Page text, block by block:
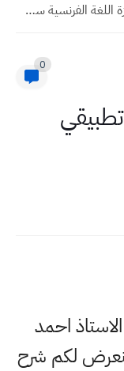
بالارقام درجات الحرارة الثلاثاء 9 اب 2022 في جميع المحافظات...
0
احمد
لكم شرح